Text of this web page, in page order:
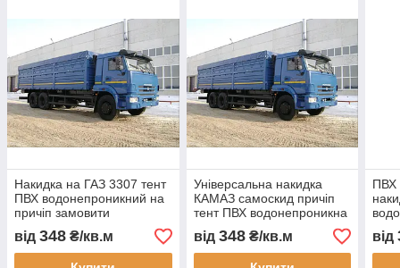
Накидка на ГАЗ 3307 тент
ПВХ водонепроникний на
причіп замовити
індивідуальні розміри
доставка по Україні
гарантія довговічність
від 348 ₴/кв.м
Універсальна накидка
КАМАЗ самоскид причіп
тент ПВХ водонепроникна
автопокривало
індивідуальні розміри
гарантія доставка
від 348₴/кв.м
ПВХ
від